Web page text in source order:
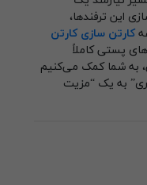
این ترفندها،
کارتن سازی کارتن
پستی کاملاً
به شما کمک می‌کنیم
به یک “مزیت